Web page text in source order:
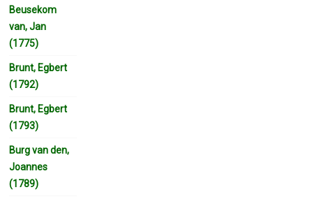
Beusekom
van, Jan
(1775)
Brunt, Egbert
(1792)
Brunt, Egbert
(1793)
Burg van den,
Joannes
(1789)